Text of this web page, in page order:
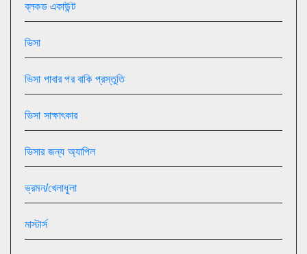
ব্লকড একাউন্ট
ভিসা
ভিসা পাবার পর বাকি প্রস্তুতি
ভিসা সাক্ষাৎকার
ভিসার জন্য অ্যাপিল
ভ্রমন/খেলাধুলা
মাস্টার্স